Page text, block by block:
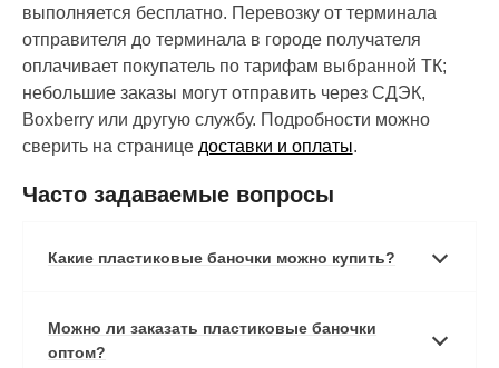
выполняется бесплатно. Перевозку от терминала
отправителя до терминала в городе получателя
оплачивает покупатель по тарифам выбранной ТК;
небольшие заказы могут отправить через СДЭК,
Boxberry или другую службу. Подробности можно
сверить на странице доставки и оплаты.
Часто задаваемые вопросы
Какие пластиковые баночки можно купить?
Можно ли заказать пластиковые баночки
оптом?